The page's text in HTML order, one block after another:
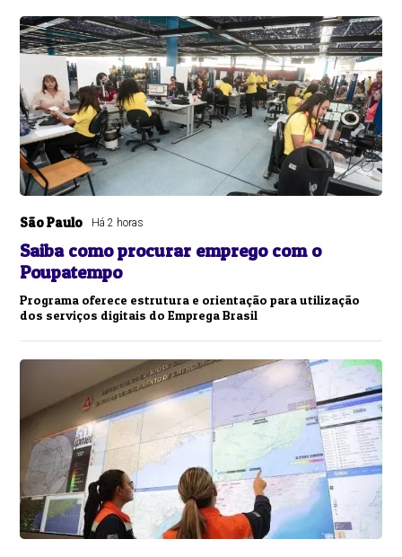
São Paulo Há 2 horas
Saiba como procurar emprego com o
Poupatempo
Programa oferece estrutura e orientação para utilização
dos serviços digitais do Emprega Brasil